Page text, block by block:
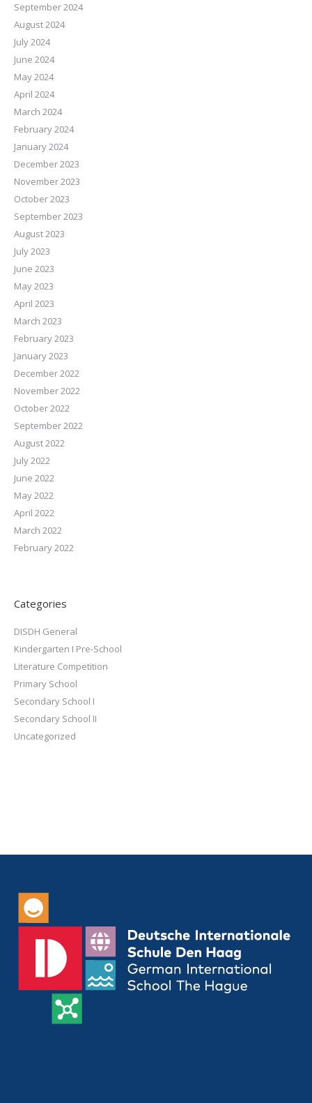
September 2024
August 2024
July 2024
June 2024
May 2024
April 2024
March 2024
February 2024
January 2024
December 2023
November 2023
October 2023
September 2023
August 2023
July 2023
June 2023
May 2023
April 2023
March 2023
February 2023
January 2023
December 2022
November 2022
October 2022
September 2022
August 2022
July 2022
June 2022
May 2022
April 2022
March 2022
February 2022
Categories
DISDH General
Kindergarten I Pre-School
Literature Competition
Primary School
Secondary School I
Secondary School II
Uncategorized